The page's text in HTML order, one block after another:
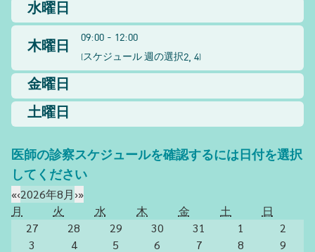
水曜日
木曜日
09:00 - 12:00
(スケジュール 週の選択2, 4)
金曜日
土曜日
医師の診察スケジュールを確認するには日付を選択
してください
«‹2026年8月›»
月
火 水 木 金 土
日
27
28 29 30 31 1
2
3
4 5 6 7 8
9